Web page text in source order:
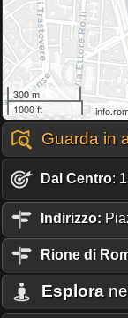
300 m
1000 ft
Guarda in
Dal Centro:
Indirizzo:
Rione di
Esplora